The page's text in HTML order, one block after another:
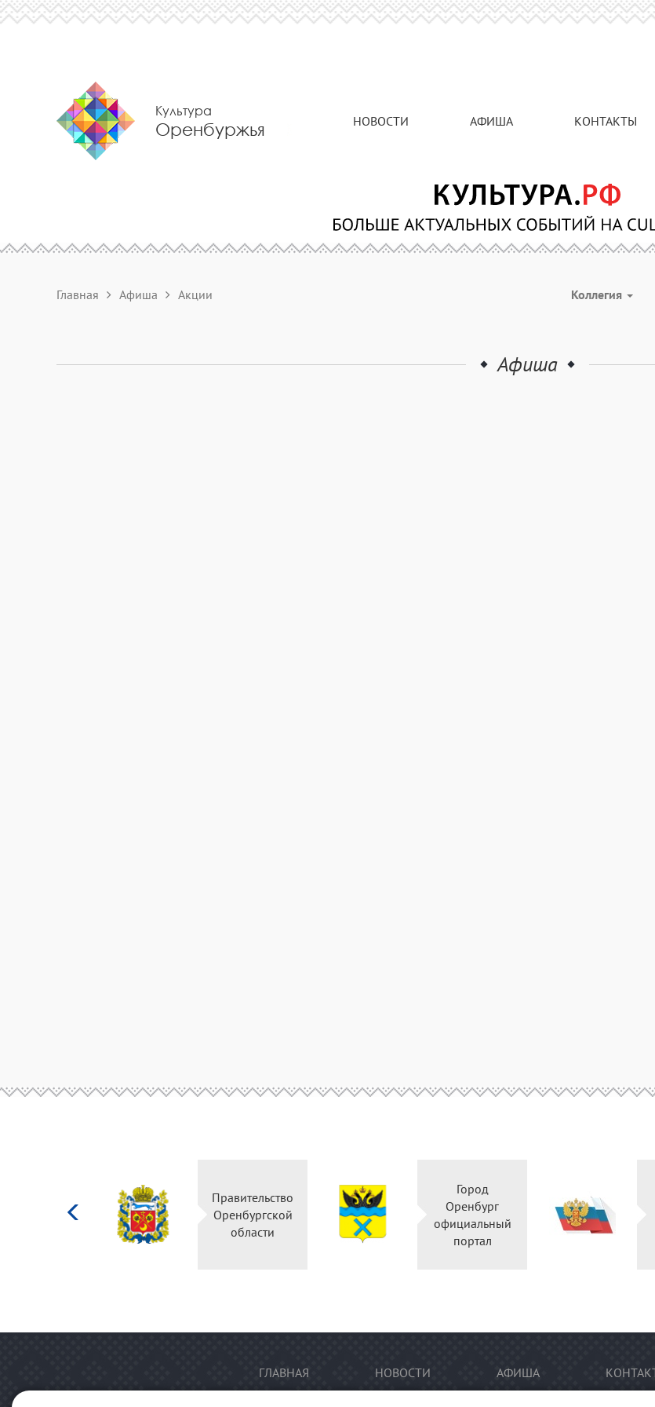
Культура
Оренбуржья НОВОСТИ АФИША КОНТАКТЫ
Главная Афиша Акции Коллегия
Афиша
Правительство
Оренбургской
области
Город
Оренбург
официальный
портал
ГЛАВНАЯ НОВОСТИ АФИША